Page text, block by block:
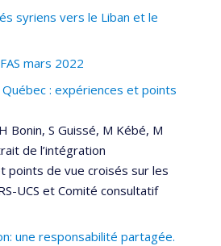
syriens vers le Liban et le
mars 2022
: expériences et points
Bonin, S Guissé, M Kébé, M
de l’intégration
points de vue croisés sur les
UCS et Comité consultatif
une responsabilité partagée.